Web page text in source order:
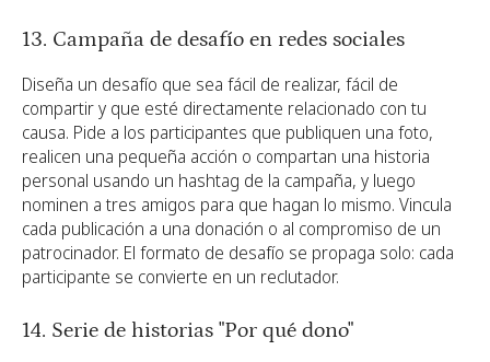
13. Campaña de desafío en redes sociales
Diseña un desafío que sea fácil de realizar, fácil de
compartir y que esté directamente relacionado con tu
causa. Pide a los participantes que publiquen una foto,
realicen una pequeña acción o compartan una historia
personal usando un hashtag de la campaña, y luego
nominen a tres amigos para que hagan lo mismo. Vincula
cada publicación a una donación o al compromiso de un
patrocinador. El formato de desafío se propaga solo: cada
participante se convierte en un reclutador.
14. Serie de historias "Por qué dono"